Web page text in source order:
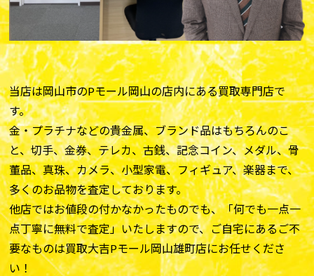
当店は岡山市のPモール岡山の店内にある買取専門店で
す。
金・プラチナなどの貴金属、ブランド品はもちろんのこ
と、切手、金券、テレカ、古銭、記念コイン、メダル、骨
董品、真珠、カメラ、小型家電、フィギュア、楽器まで、
多くのお品物を査定しております。
他店ではお値段の付かなかったものでも、「何でも一点一
点丁寧に無料で査定」いたしますので、ご自宅にあるご不
要なものは買取大吉Pモール岡山雄町店にお任せくださ
い！